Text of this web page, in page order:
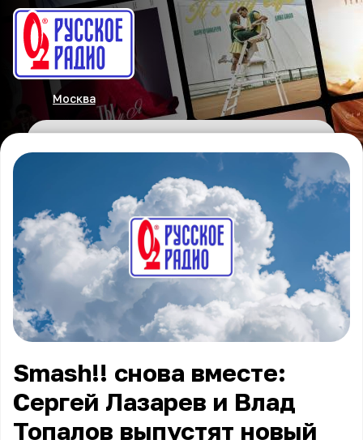
Москва
Smash!! снова вместе:
Сергей Лазарев и Влад
Топалов выпустят новый